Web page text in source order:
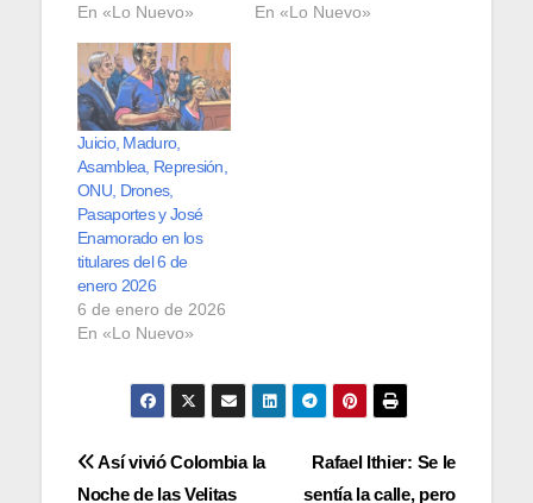
En «Lo Nuevo»
En «Lo Nuevo»
Juicio, Maduro,
Asamblea, Represión,
ONU, Drones,
Pasaportes y José
Enamorado en los
titulares del 6 de
enero 2026
6 de enero de 2026
En «Lo Nuevo»
Navegación
Rafael Ithier: Se le
sentía la calle, pero
Así vivió Colombia la
Noche de las Velitas